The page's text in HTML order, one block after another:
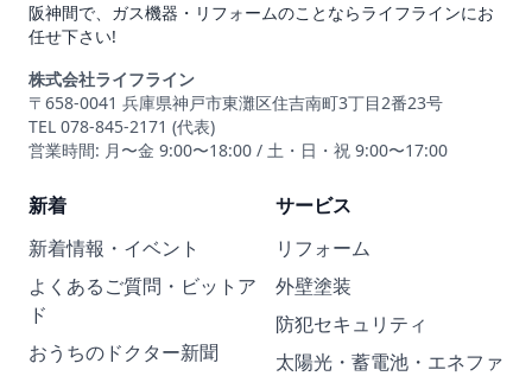
阪神間で、ガス機器・リフォームのことならライフラインにお
任せ下さい!
株式会社ライフライン
〒658-0041 兵庫県神戸市東灘区住吉南町3丁目2番23号
TEL 078-845-2171 (代表)
営業時間: 月〜金 9:00〜18:00 / 土・日・祝 9:00〜17:00
新着
新着情報・イベント
よくあるご質問・ビットア
ド
おうちのドクター新聞
サービス
リフォーム
外壁塗装
防犯セキュリティ
太陽光・蓄電池・エネファ